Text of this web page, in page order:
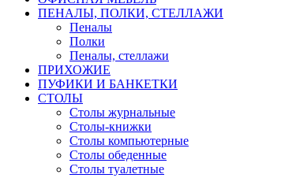
ПЕНАЛЫ, ПОЛКИ, СТЕЛЛАЖИ
Пеналы
Полки
Пеналы, стеллажи
ПРИХОЖИЕ
ПУФИКИ И БАНКЕТКИ
СТОЛЫ
Столы журнальные
Столы-книжки
Столы компьютерные
Столы обеденные
Столы туалетные